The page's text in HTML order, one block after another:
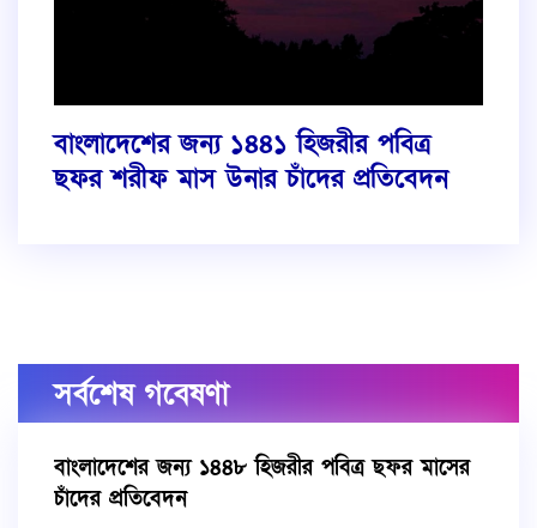
বাংলাদেশের জন্য ১৪৪১ হিজরীর পবিত্র
ছফর শরীফ মাস উনার চাঁদের প্রতিবেদন
সর্বশেষ গবেষণা
বাংলাদেশের জন্য ১৪৪৮ হিজরীর পবিত্র ছফর মাসের
চাঁদের প্রতিবেদন